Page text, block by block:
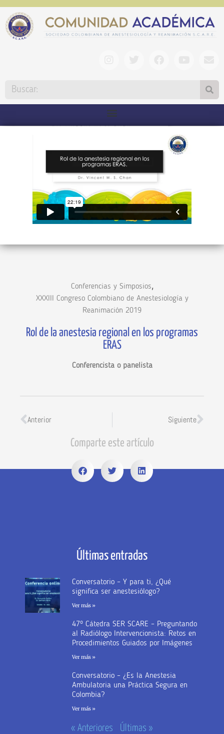
Conferencias y Simposios,
XXXIII Congreso Colombiano de Anestesiología y
Reanimación 2019
Rol de la anestesia regional en los programas
ERAS
Conferencista o panelista
Anterior Siguiente
Comparte este artículo
Últimas entradas
Conversatorio – Y para ti, ¿Qué
significa ser anestesiólogo?
Ver más »
47º Cátedra SER SCARE – Preguntando
al Radiólogo Intervencionista: Retos en
Procedimientos Guiados por Imágenes
Ver más »
Conversatorio – ¿Es la Anestesia
Ambulatoria una Práctica Segura en
Colombia?
Ver más »
« Anteriores Últimas »